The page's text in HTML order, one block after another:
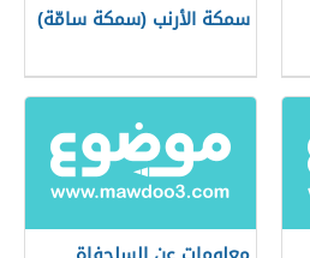
سمكة الأرنب (سمكة سامّة)